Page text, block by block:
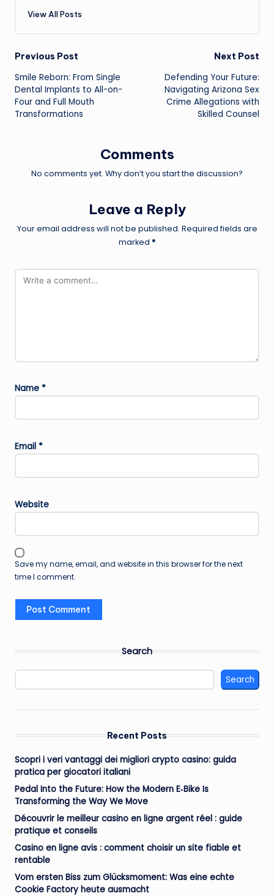
View All Posts
Post
navigation
Previous Post
Smile Reborn: From Single
Dental Implants to All-on-
Four and Full Mouth
Transformations
Next Post
Defending Your Future:
Navigating Arizona Sex
Crime Allegations with
Skilled Counsel
Comments
No comments yet. Why don’t you start the discussion?
Leave a Reply
Your email address will not be published. Required fields are
marked *
Name *
Email *
Website
Save my name, email, and website in this browser for the next
time I comment.
Search
Search
Recent Posts
Scopri i veri vantaggi dei migliori crypto casino: guida
pratica per giocatori italiani
Pedal Into the Future: How the Modern E‑Bike Is
Transforming the Way We Move
Découvrir le meilleur casino en ligne argent réel : guide
pratique et conseils
Casino en ligne avis : comment choisir un site fiable et
rentable
Vom ersten Biss zum Glücksmoment: Was eine echte
Cookie Factory heute ausmacht